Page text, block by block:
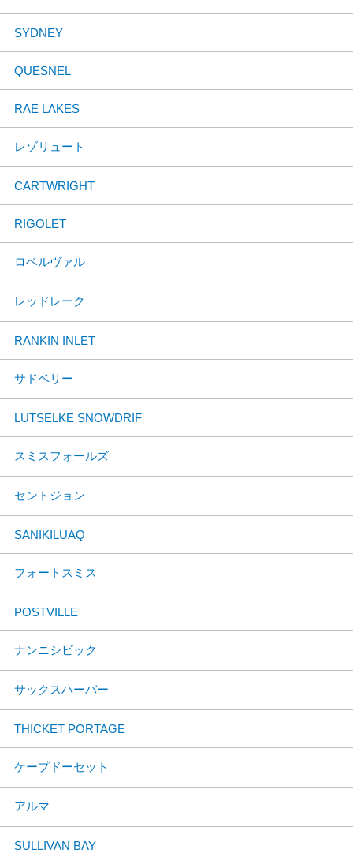
SYDNEY
QUESNEL
RAE LAKES
レゾリュート
CARTWRIGHT
RIGOLET
ロベルヴァル
レッドレーク
RANKIN INLET
サドベリー
LUTSELKE SNOWDRIF
スミスフォールズ
セントジョン
SANIKILUAQ
フォートスミス
POSTVILLE
ナンニシビック
サックスハーバー
THICKET PORTAGE
ケープドーセット
アルマ
SULLIVAN BAY